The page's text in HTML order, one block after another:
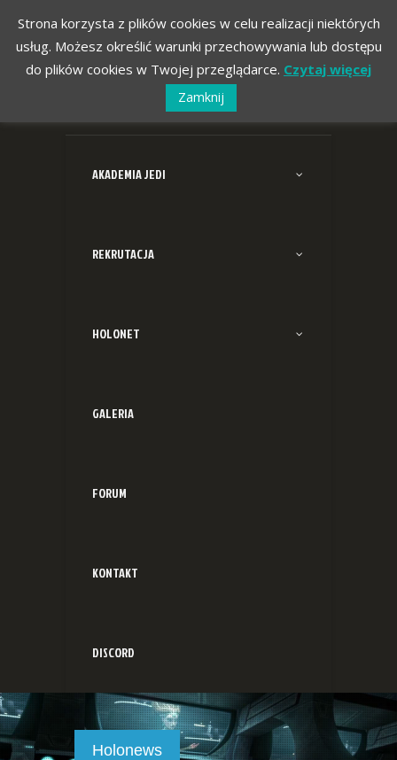
AKADEMIA JEDI
REKRUTACJA
HOLONET
GALERIA
FORUM
KONTAKT
DISCORD
Holonews
Strona korzysta z plików cookies w celu realizacji niektórych
usług. Możesz określić warunki przechowywania lub dostępu
do plików cookies w Twojej przeglądarce. Czytaj więcej
Zamknij